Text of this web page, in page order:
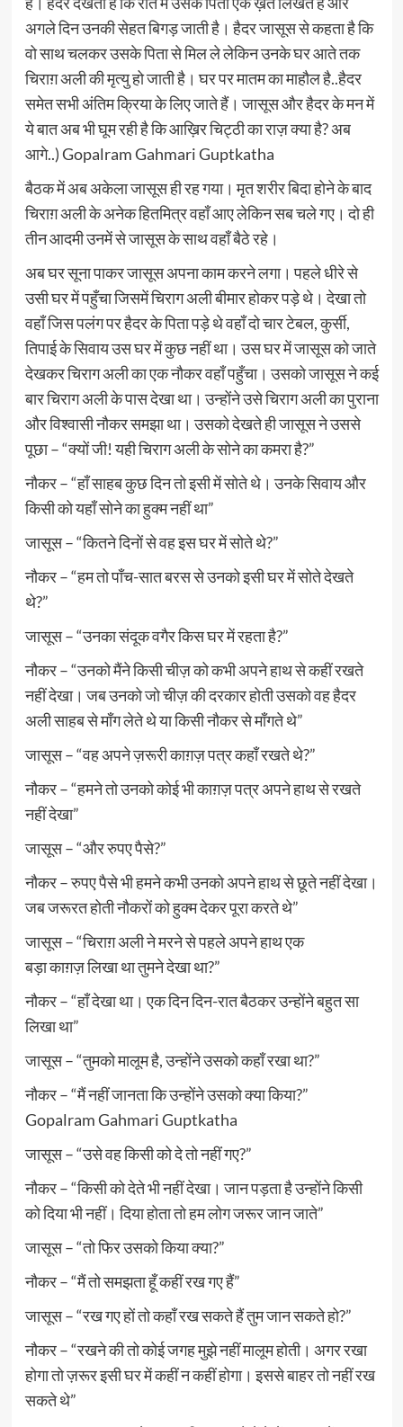
अगले दिन उनकी सेहत बिगड़ जाती है। हैदर जासूस से कहता है कि
वो साथ चलकर उसके पिता से मिल ले लेकिन उनके घर आते तक
चिराग़ अली की मृत्यु हो जाती है। घर पर मातम का माहौल है..हैदर
समेत सभी अंतिम क्रिया के लिए जाते हैं। जासूस और हैदर के मन में
ये बात अब भी घूम रही है कि आख़िर चिट्ठी का राज़ क्या है? अब
आगे..) Gopalram Gahmari Guptkatha
बैठक में अब अकेला जासूस ही रह गया। मृत शरीर बिदा होने के बाद
चिराग़ अली के अनेक हितमित्र वहाँ आए लेकिन सब चले गए। दो ही
तीन आदमी उनमें से जासूस के साथ वहाँ बैठे रहे।
अब घर सूना पाकर जासूस अपना काम करने लगा। पहले धीरे से
उसी घर में पहुँचा जिसमें चिराग अली बीमार होकर पड़े थे। देखा तो
वहाँ जिस पलंग पर हैदर के पिता पड़े थे वहाँ दो चार टेबल, कुर्सी,
तिपाई के सिवाय उस घर में कुछ नहीं था। उस घर में जासूस को जाते
देखकर चिराग अली का एक नौकर वहाँ पहुँचा। उसको जासूस ने कई
बार चिराग अली के पास देखा था। उन्होंने उसे चिराग अली का पुराना
और विश्वासी नौकर समझा था। उसको देखते ही जासूस ने उससे
पूछा – “क्यों जी! यही चिराग अली के सोने का कमरा है?”
नौकर – “हाँ साहब कुछ दिन तो इसी में सोते थे। उनके सिवाय और
किसी को यहाँ सोने का हुक्म नहीं था”
जासूस – “कितने दिनों से वह इस घर में सोते थे?”
नौकर – “हम तो पाँच-सात बरस से उनको इसी घर में सोते देखते
थे?”
जासूस – “उनका संदूक वगैर किस घर में रहता है?”
नौकर – “उनको मैंने किसी चीज़ को कभी अपने हाथ से कहीं रखते
नहीं देखा। जब उनको जो चीज़ की दरकार होती उसको वह हैदर
अली साहब से माँग लेते थे या किसी नौकर से माँगते थे”
जासूस – “वह अपने ज़रूरी काग़ज़ पत्र कहाँ रखते थे?”
नौकर – “हमने तो उनको कोई भी काग़ज़ पत्र अपने हाथ से रखते
नहीं देखा”
जासूस – “और रुपए पैसे?”
नौकर – रुपए पैसे भी हमने कभी उनको अपने हाथ से छूते नहीं देखा।
जब जरूरत होती नौकरों को हुक्म देकर पूरा करते थे”
जासूस – “चिराग़ अली ने मरने से पहले अपने हाथ एक
बड़ा काग़ज़ लिखा था तुमने देखा था?”
नौकर – “हाँ देखा था। एक दिन दिन-रात बैठकर उन्होंने बहुत सा
लिखा था”
जासूस – “तुमको मालूम है, उन्होंने उसको कहाँ रखा था?”
नौकर – “मैं नहीं जानता कि उन्होंने उसको क्या किया?”
Gopalram Gahmari Guptkatha
जासूस – “उसे वह किसी को दे तो नहीं गए?”
नौकर – “किसी को देते भी नहीं देखा। जान पड़ता है उन्होंने किसी
को दिया भी नहीं। दिया होता तो हम लोग जरूर जान जाते”
जासूस – “तो फिर उसको किया क्या?”
नौकर – “मैं तो समझता हूँ कहीं रख गए हैं”
जासूस – “रख गए हों तो कहाँ रख सकते हैं तुम जान सकते हो?”
नौकर – “रखने की तो कोई जगह मुझे नहीं मालूम होती। अगर रखा
होगा तो ज़रूर इसी घर में कहीं न कहीं होगा। इससे बाहर तो नहीं रख
सकते थे”